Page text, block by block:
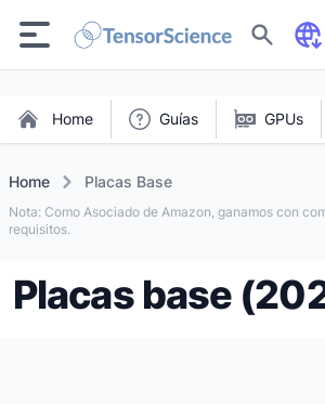
Buscar
Home Guías GPUs
Home Placas Base
Nota: Como Asociado de Amazon, ganamos con
requisitos.
Placas base